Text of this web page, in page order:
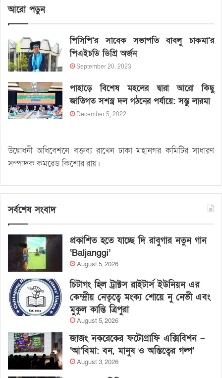
আরো পড়ুন
পিসিপি’র সাবেক সভাপতি বাবলু চাকমা’র
পিএইচডি ডিগ্রি অর্জন
September 20, 2023
পাহাড়ে বিশেষ মহলের দ্বারা আরো কিছু
জাতিগত সশস্ত্র দল গঠনের পর্যায়ে: সন্তু লারমা
December 5, 2022
উদ্বোধনী অধিবেশনে বক্তব্য রাখেন ঢাকা মহানগর কমিটির সাধারণ
সম্পাদক কমরেড কিশোর রায়।
সর্বশেষ সংবাদ
প্রকাশিত হতে যাচ্ছে দি রাবুগার নতুন গান
‘Baljanggi’
August 5, 2026
চিটাগং হিল ট্রাক্টস রাইটার্স ইউনিয়ন এর
কেন্দ্রীয় নেতৃত্বে মংক্য শোয়ে নু নেভী এবং
মুকুল কান্তি ত্রিপুরা
August 5, 2026
জাজং নকরেকের ফটোগ্রাফি এক্সিবিশন –
‘আ’বিমা: বন, মানুষ ও অস্তিত্বের গল্প’
August 3, 2026